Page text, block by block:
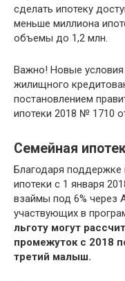
сделать ипотеку
меньше миллиона
объемы до 1,2 млн.
Важно! Новые
жилищного
постановлением
ипотеки 2018 № 1710
Семейная
Благодаря поддержке
ипотеки с 1 января
взаймы под 6% через
участвующих в
льготу могут
промежуток с 2018
третий малыш.